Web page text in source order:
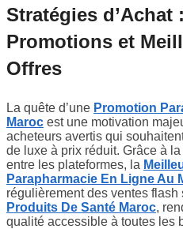
Stratégies d’Achat :
Promotions et
Offres
La quête d’une Promotion
Maroc est une motivation
acheteurs avertis qui
de luxe à prix réduit. Grâce à
entre les plateformes, la
Parapharmacie En Ligne Au
régulièrement des ventes flash
Produits De Santé Maroc,
qualité accessible à toutes les